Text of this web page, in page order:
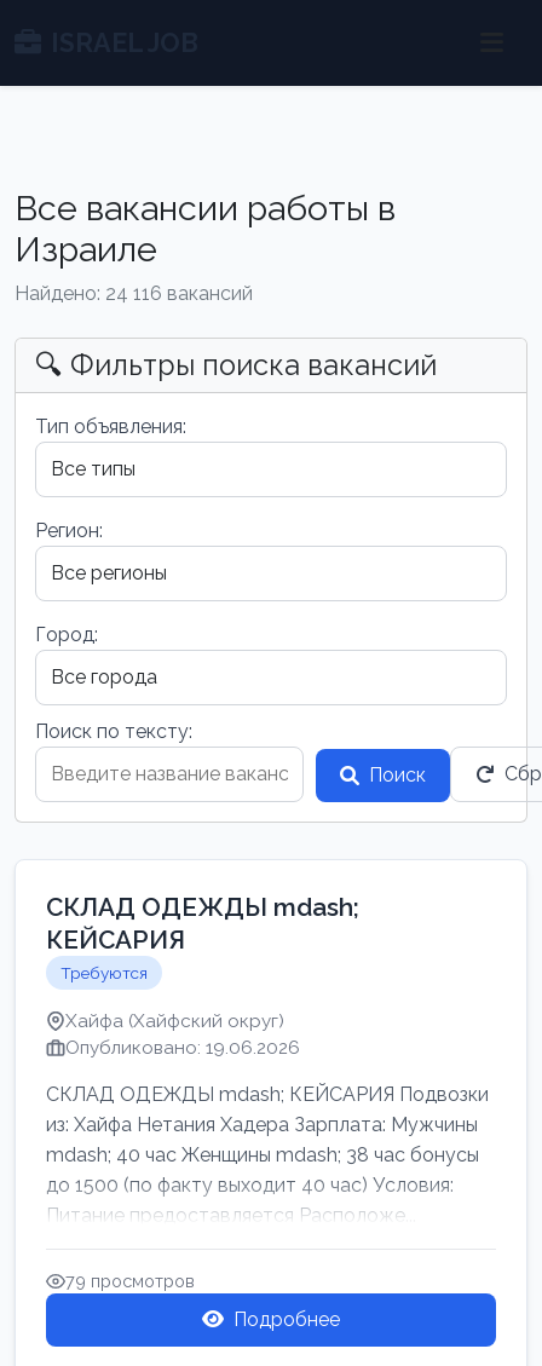
Все вакансии работы в
Израиле
Найдено: 24 116 вакансий
🔍 Фильтры поиска вакансий
Тип объявления:
Регион:
Город:
Поиск по тексту:
Поиск
СКЛАД ОДЕЖДЫ mdash;
КЕЙСАРИЯ
Требуются
Хайфа (Хайфский округ)
Опубликовано: 19.06.2026
СКЛАД ОДЕЖДЫ mdash; КЕЙСАРИЯ Подвозки
из: Хайфа Нетания Хадера Зарплата: Мужчины
mdash; 40 час Женщины mdash; 38 час бонусы
до 1500 (по факту выходит 40 час) Условия:
Питание предоставляется Расположе...
79 просмотров
Подробнее